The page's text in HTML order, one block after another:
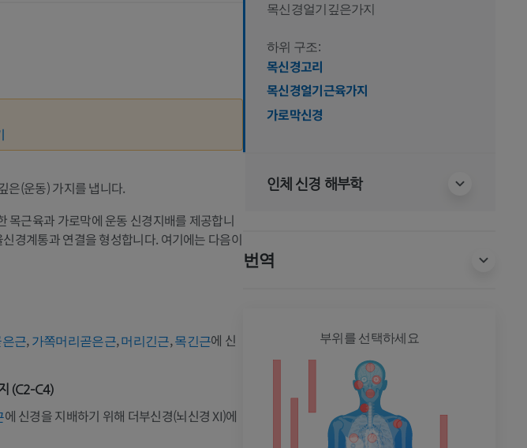
은(운동) 가지를 냅니다.
목근육과 가로막에 운동 신경지배를 제공합니
경계통과 연결을 형성합니다. 여기에는 다음이
근,가쪽머리곧은근,머리긴근,목긴근에 신
(C2–C4)
에 신경을 지배하기 위해 더부신경(뇌신경 XI)에
목신경얼기깊은가지
하위 구조:
목신경고리
목신경얼기근육가지
가로막신경
인체 신경 해부학
번역
다리
프리미엄
부위를 선택하세요